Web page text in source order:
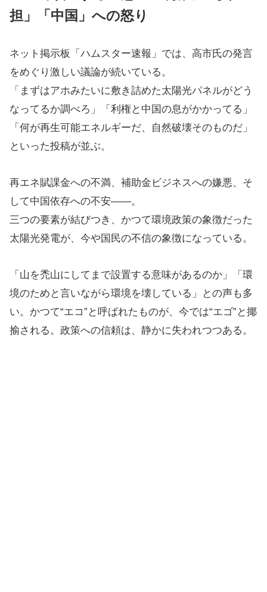
担」「中国」への怒り
ネット掲示板「ハムスター速報」では、高市氏の発言
をめぐり激しい議論が続いている。
「まずはアホみたいに敷き詰めた太陽光パネルがどう
なってるか調べろ」「利権と中国の息がかかってる」
「何が再生可能エネルギーだ、自然破壊そのものだ」
といった投稿が並ぶ。
再エネ賦課金への不満、補助金ビジネスへの嫌悪、そ
して中国依存への不安――。
三つの要素が結びつき、かつて環境政策の象徴だった
太陽光発電が、今や国民の不信の象徴になっている。
「山を禿山にしてまで設置する意味があるのか」「環
境のためと言いながら環境を壊している」との声も多
い。かつて“エコ”と呼ばれたものが、今では“エゴ”と揶
揄される。政策への信頼は、静かに失われつつある。